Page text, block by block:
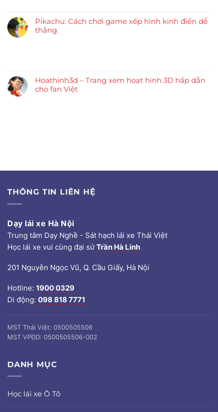
Pikachu: Cách chơi game xếp hình kinh điển dễ
thắng
Hoathinh3d – Trang xem hoạt hình 3D hấp dẫn
cho fan Việt
THÔNG TIN LIÊN HỆ
Dạy lái xe Hà Nội
Trung tâm Dạy Nghề - Sát hạch lái xe Thái Việt
Học lái xe vui cùng đại sứTrần Hà Linh
201 Nguyễn Ngọc Vũ, Q. Cầu Giấy, Hà Nội
Hotline: 1900 0329
Di động: 098 818 7771
MST Thái Việt: 0500505506
MST VPĐD: 0500505506-002
DANH MỤC
Học lái xe Ô Tô